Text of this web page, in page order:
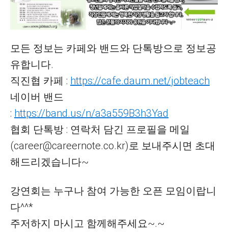
모든 정보는 카페와 밴드와 단톡방으로 정보공
유합니다.
직진협 카페 : https://cafe.daum.net/jobteach
네이버 밴드
: https://band.us/n/a3a559B3h3Yad
협회 단톡방 : 연락처 담긴 프로필을 메일
(career@careernote.co.kr)로 보내주시면 초대
해드리겠습니다~
강연회는 누구나 참여 가능한 오픈 모임이랍니
다^^*
주저하지 마시고 함께해주세요~.~